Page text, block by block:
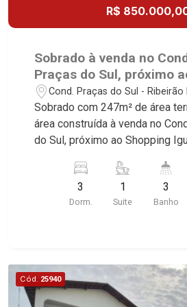
R$
Sobrado à venda no
Praças do Sul, próximo
Iguatemi - Ribeirão
Cond. Praças do Sul -
Sobrado com 247m² de área
área construída à venda no
do Sul, próximo ao Shopping
as características deste imóvel
Imobiliária selecionou para você: - 247m² de área
terreno e 151m² de área
Cozinha planejada com
planejada - Churrasqueira -
3
Dorm.
1
Suite
3
Banho
Cód. 25940